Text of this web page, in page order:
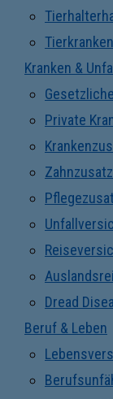
Kranken & Unfall
Private
Dread
Beruf & Leben